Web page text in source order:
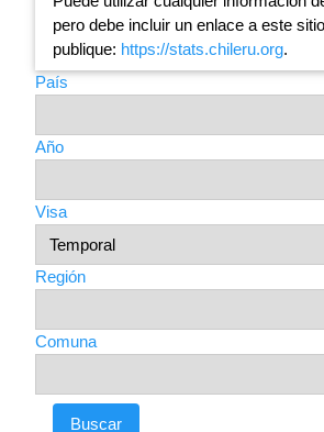
pero debe incluir un enlace a este
publique: https://stats.chileru.org.
País
Año
Visa
Región
Comuna